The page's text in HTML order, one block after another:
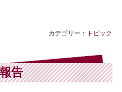
カテゴリー： トピック
告